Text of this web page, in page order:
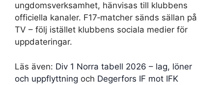
ungdomsverksamhet, hänvisas till klubbens
officiella kanaler. F17‑matcher sänds sällan på
TV – följ istället klubbens sociala medier för
uppdateringar.
Läs även: Div 1 Norra tabell 2026 – lag, löner
och uppflyttning och Degerfors IF mot IFK